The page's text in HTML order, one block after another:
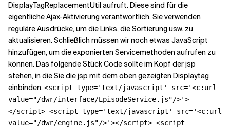
DisplayTagReplacementUtil aufruft. Diese sind für die
eigentliche Ajax-Aktivierung verantwortlich. Sie verwenden
reguläre Ausdrücke, um die Links, die Sortierung usw. zu
aktualisieren. Schließlich müssen wir noch etwas JavaScript
hinzufügen, um die exponierten Servicemethoden aufrufen zu
können. Das folgende Stück Code sollte im Kopf der jsp
stehen, in die Sie die jsp mit dem oben gezeigten Displaytag
einbinden.<script type='text/javascript' src='<c:url
value="/dwr/interface/EpisodeService.js"/>'>
</script> <script type='text/javascript' src='<c:url
value="/dwr/engine.js"/>'></script> <script